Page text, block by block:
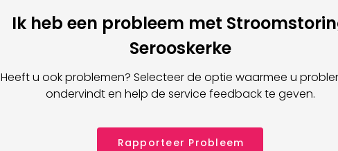
Ik heb een probleem met
Serooskerke
Heeft u ook problemen? Selecteer de optie waarmee u
ondervindt en help de service feedback te geven.
Rapporteer Probleem